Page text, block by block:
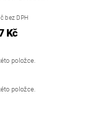
bez DPH
Kč
položce.
položce.